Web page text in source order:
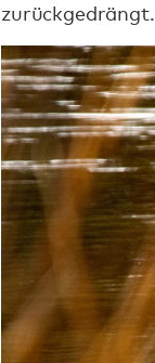
zurückgedrängt.